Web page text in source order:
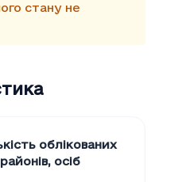
стану не
облікованих
, осіб